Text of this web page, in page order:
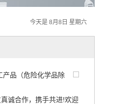
今天是 8月8日 星期六
品（危险化学品除
诚合作，携手共进!欢迎